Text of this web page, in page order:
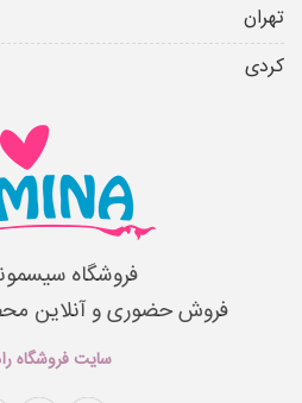
تهران
کردی
فروشگاه
فروش حضوری و آنلاین
سایت فروشگاه